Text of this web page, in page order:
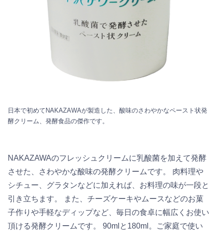
日本で初めてNAKAZAWAが製造した、酸味のさわやかなペースト状発
酵クリーム、発酵食品の傑作です。
NAKAZAWAのフレッシュクリームに乳酸菌を加えて発酵
させた、さわやかな酸味の発酵クリームです。 肉料理や
シチュー、グラタンなどに加えれば、お料理の味が一段と
引き立ちます。 また、チーズケーキやムースなどのお菓
子作りや手軽なディップなど、毎日の食卓に幅広くお使い
頂ける発酵クリームです。 90mlと180ml。ご家庭で使い